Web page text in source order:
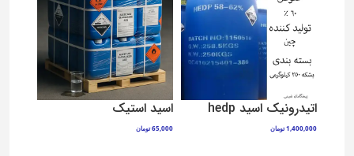
اتیدرونیک اسید hedp
1,400,000تومان
اسید استیک
65,000تومان